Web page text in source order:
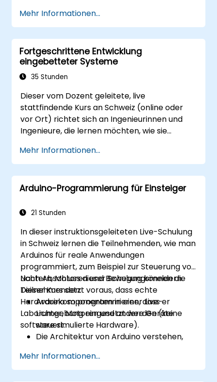
KI-Modelle auf stromsparenden
Mikrocontrollern trainieren, optimieren
und bereitstellen.
TensorFlow Lite und Edge Impulse nutzen,
um reale TinyML-Anwendungen zu
implementieren.
und Speichereinschränkungen
optimieren.
Mehr Informationen...
Fortgeschrittene Entwicklung
eingebetteter Systeme
35 Stunden
Dieser vom Dozent geleitete, live
stattfindende Kurs an Schweiz (online oder
vor Ort) richtet sich an Ingenieurinnen und
Ingenieure, die lernen möchten, wie sie
verschiedener Mikrocontroller-Typen auf
unterschiedlichen Prozessorarchitekturen
(8051, ARM CORTEX M-3 und ARM9) einsetzen.
Mehr Informationen...
Arduino-Programmierung für Einsteiger
21 Stunden
In dieser instruktionsgeleiteten Live-Schulung
in Schweiz lernen die Teilnehmenden, wie man
Arduinos für reale Anwendungen
programmiert, zum Beispiel zur Steuerung von
Lichtern, Motoren und Bewegungsmeldern.
Dieser Kurs setzt voraus, dass echte
Hardwarekomponenten in einer Live-
Laborumgebung eingesetzt werden (keine
software simulierte Hardware).
Nach Abschluss dieser Schulung können die
Teilnehmenden:
Arduino so programmieren, dass er
Lichter, Motoren und andere Geräte
steuert.
Die Architektur von Arduino verstehen,
Zusatzgeräte.
Komponenten von Drittanbietern wie
Mehr Informationen...